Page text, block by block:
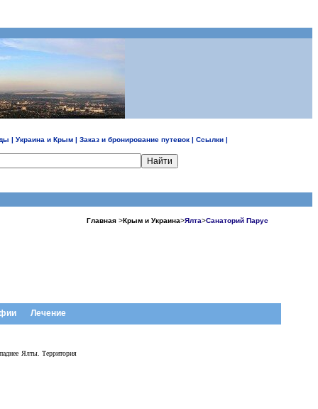
| Украина и Крым | Заказ и бронирование путевок | Ссылки |
Главная >Крым и Украина>Ялта>Санаторий Парус
Лечение
Ялты. Территория